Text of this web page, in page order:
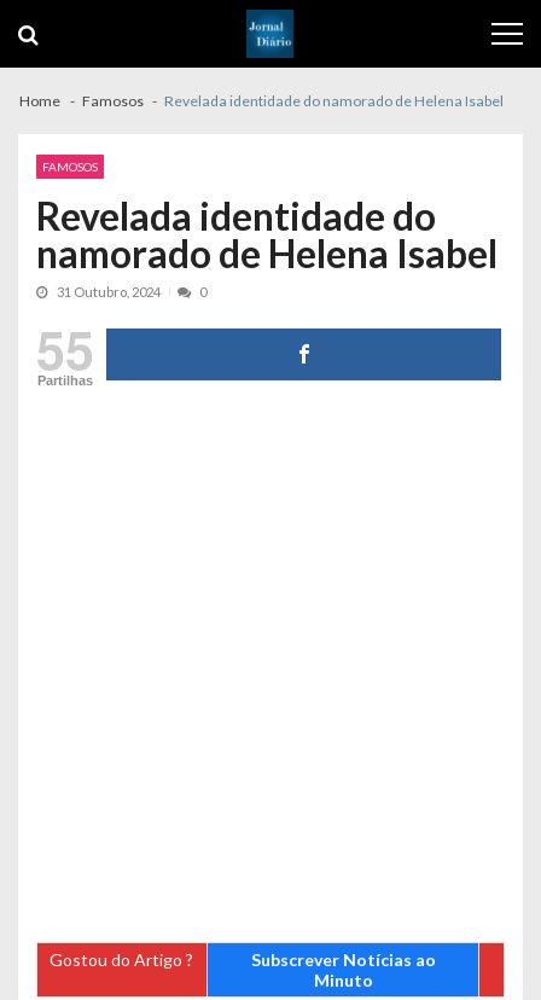
navigation
content
Home Famosos Revelada identidade do namorado de Helena Isabel
FAMOSOS
Revelada identidade do
namorado de Helena Isabel
31 Outubro, 2024 0
55
Partilhas
Gostou do Artigo ?
Subscrever Notícias ao
Minuto